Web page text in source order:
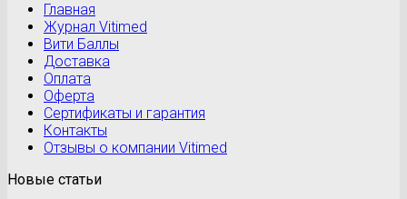
Главная
Журнал Vitimed
Вити Баллы
Доставка
Оплата
Оферта
Сертификаты и гарантия
Контакты
Отзывы о компании Vitimed
Новые статьи